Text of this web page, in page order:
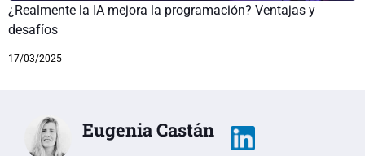
¿Realmente la IA mejora la programación? Ventajas y
desafíos
17/03/2025
Eugenia Castán